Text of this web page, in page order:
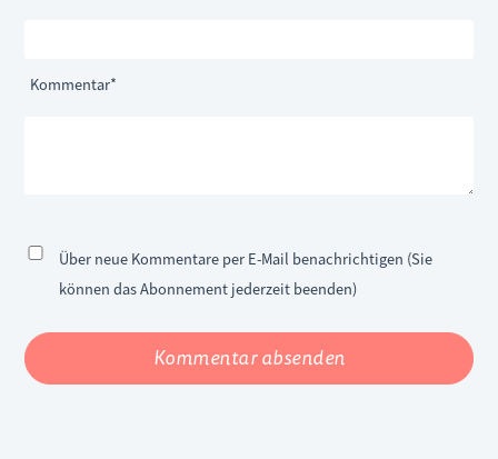
Pflichtfeld
Kommentar*
Über neue Kommentare per E-Mail benachrichtigen (Sie
können das Abonnement jederzeit beenden)
Kommentar absenden